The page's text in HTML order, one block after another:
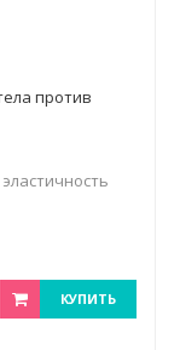
против
КУПИТЬ